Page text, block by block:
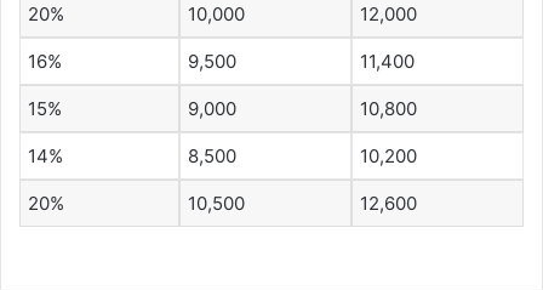
20% 10,000 12,000
16% 9,500 11,400
15% 9,000 10,800
14% 8,500 10,200
20% 10,500 12,600